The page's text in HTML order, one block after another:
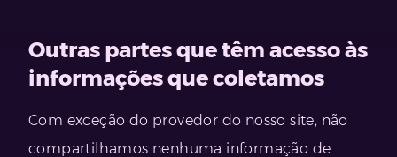
Outras partes que têm acesso às
informações que coletamos
Com exceção do provedor do nosso site, não
compartilhamos nenhuma informação de